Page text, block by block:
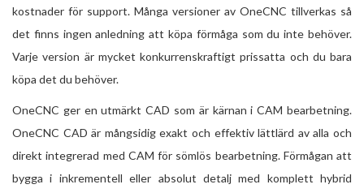
kostnader för support. Många versioner av OneCNC tillverkas så
det finns ingen anledning att köpa förmåga som du inte behöver.
Varje version är mycket konkurrenskraftigt prissatta och du bara
köpa det du behöver.
OneCNC ger en utmärkt CAD som är kärnan i CAM bearbetning.
OneCNC CAD är mångsidig exakt och effektiv lättlärd av alla och
direkt integrerad med CAM för sömlös bearbetning. Förmågan att
bygga i inkrementell eller absolut detalj med komplett hybrid